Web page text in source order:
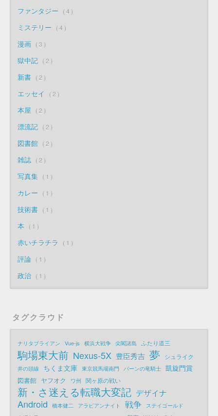
ファンタジー 4
ミステリー 4
漫画 3
獄中記 2
新書 2
エッセイ 2
本屋 2
漂流記 2
図書館 2
雑誌 2
写真集 1
カレー 1
技術書 1
本 1
赤いチラチラ 1
評論 1
政治 1
タグクラウド
ナリタブライアン Vue-js 横浜大戦争 尖閣諸島 ふたり道三
駒場東大前 Nexus-5X 豊臣秀吉 夢 シュライク
井の頭線 ちくま文庫 東京競馬場南門 パーンの竜騎士 凱旋門賞
図書館 ヤフオク ワ州 関ヶ原の戦い
新・さ迷える転職大変記 デザイナ
Android 橋本健二 アラビアンナイト 戦争
ステイゴールド